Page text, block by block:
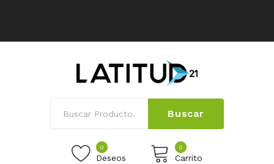
Buscar
0
Deseos
0
Carrito